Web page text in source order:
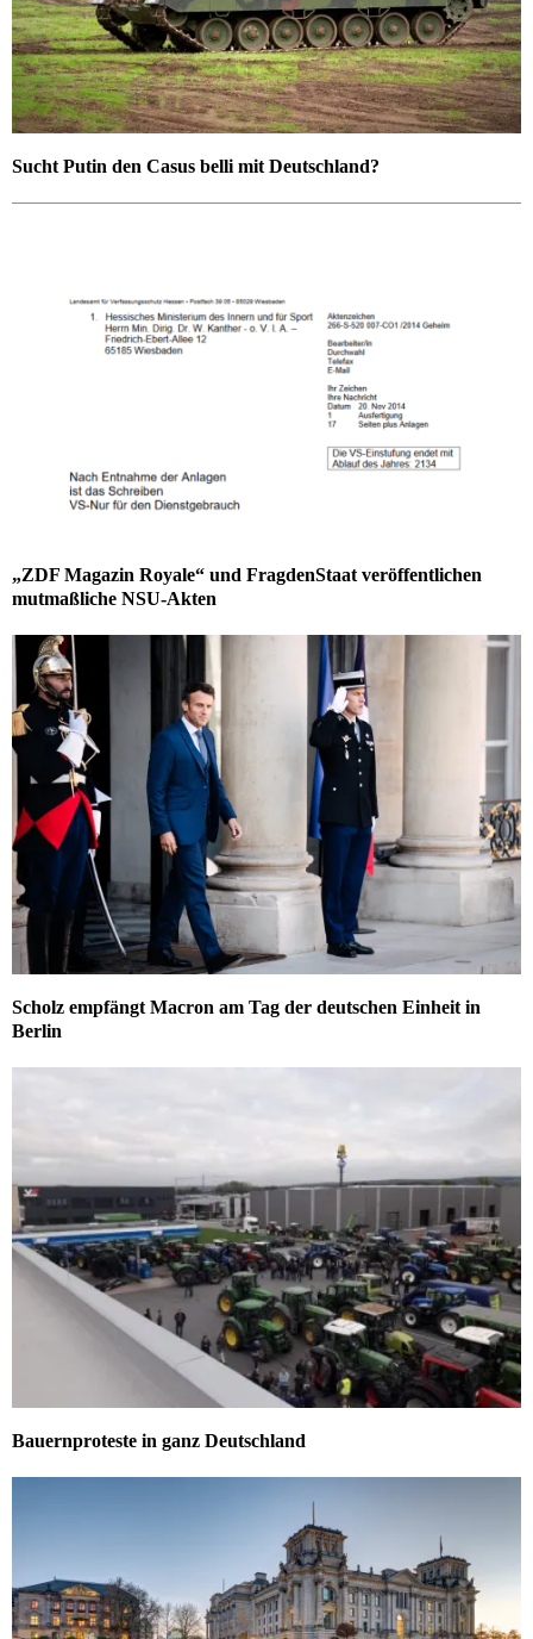
Sucht Putin den Casus belli mit Deutschland?
„ZDF Magazin Royale“ und FragdenStaat veröffentlichen
mutmaßliche NSU-Akten
Scholz empfängt Macron am Tag der deutschen Einheit in
Berlin
Bauernproteste in ganz Deutschland